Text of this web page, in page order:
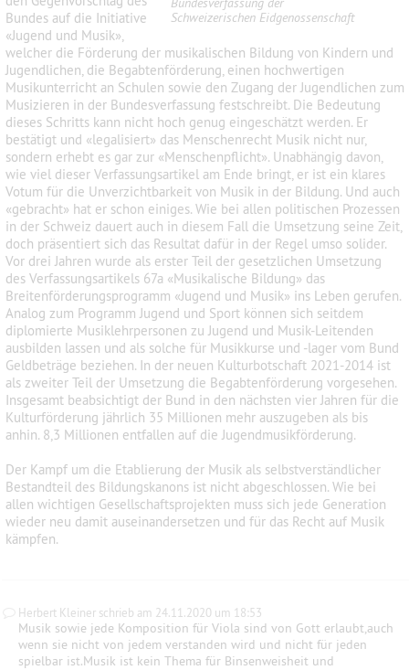
Schweizerischen Eidgenossenschaft
Bundes auf die Initiative
«Jugend und Musik»,
welcher die Förderung der musikalischen Bildung von Kindern und
Jugendlichen, die Begabtenförderung, einen hochwertigen
Musikunterricht an Schulen sowie den Zugang der Jugendlichen zum
Musizieren in der Bundesverfassung festschreibt. Die Bedeutung
dieses Schritts kann nicht hoch genug eingeschätzt werden. Er
bestätigt und «legalisiert» das Menschenrecht Musik nicht nur,
sondern erhebt es gar zur «Menschenpflicht». Unabhängig davon,
wie viel dieser Verfassungsartikel am Ende bringt, er ist ein klares
Votum für die Unverzichtbarkeit von Musik in der Bildung. Und auch
«gebracht» hat er schon einiges. Wie bei allen politischen Prozessen
in der Schweiz dauert auch in diesem Fall die Umsetzung seine Zeit,
doch präsentiert sich das Resultat dafür in der Regel umso solider.
Vor drei Jahren wurde als erster Teil der gesetzlichen Umsetzung
des Verfassungsartikels 67a «Musikalische Bildung» das
Breitenförderungsprogramm «Jugend und Musik» ins Leben gerufen.
Analog zum Programm Jugend und Sport können sich seitdem
diplomierte Musiklehrpersonen zu Jugend und Musik-Leitenden
ausbilden lassen und als solche für Musikkurse und -lager vom Bund
Geldbeträge beziehen. In der neuen Kulturbotschaft 2021-2014 ist
als zweiter Teil der Umsetzung die Begabtenförderung vorgesehen.
Insgesamt beabsichtigt der Bund in den nächsten vier Jahren für die
Kulturförderung jährlich 35 Millionen mehr auszugeben als bis
anhin. 8,3 Millionen entfallen auf die Jugendmusikförderung.
Der Kampf um die Etablierung der Musik als selbstverständlicher
Bestandteil des Bildungskanons ist nicht abgeschlossen. Wie bei
allen wichtigen Gesellschaftsprojekten muss sich jede Generation
wieder neu damit auseinandersetzen und für das Recht auf Musik
kämpfen.
Herbert Kleiner schrieb am 24.11.2020 um 18:53
Musik sowie jede Komposition für Viola sind von Gott erlaubt,auch
wenn sie nicht von jedem verstanden wird und nicht für jeden
spielbar ist.Musik ist kein Thema für Binsenweisheit und